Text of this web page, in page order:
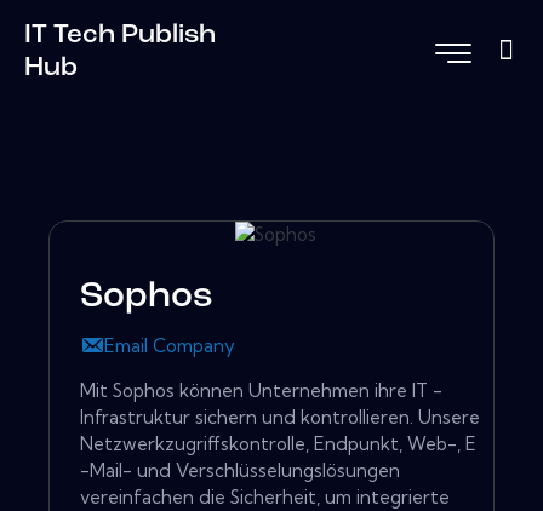
IT Tech Publish
Hub
Sophos
Email Company
Mit Sophos können Unternehmen ihre IT -
Infrastruktur sichern und kontrollieren. Unsere
Netzwerkzugriffskontrolle, Endpunkt, Web-, E
-Mail- und Verschlüsselungslösungen
vereinfachen die Sicherheit, um integrierte